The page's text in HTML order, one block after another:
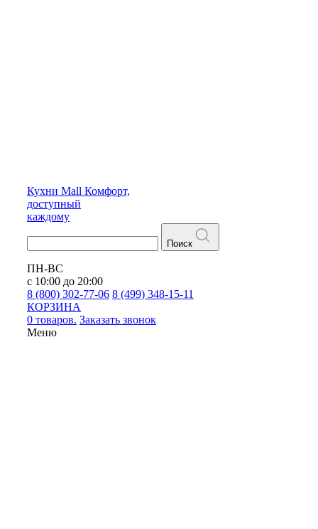
Кухни Mall Комфорт,
доступный
каждому
Поиск
ПН-ВС
с 10:00 до 20:00
8 (800) 302-77-06 8 (499) 348-15-11
КОРЗИНА
0 товаров. Заказать звонок
Меню